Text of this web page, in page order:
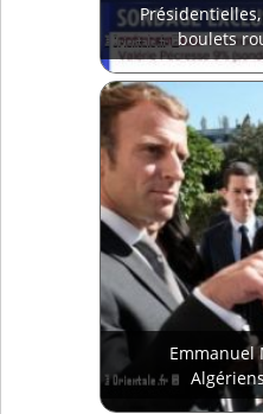
boulets
Emmanuel